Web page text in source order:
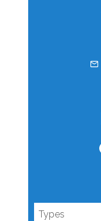
Types